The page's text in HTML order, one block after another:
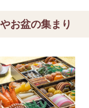
お盆の集まり